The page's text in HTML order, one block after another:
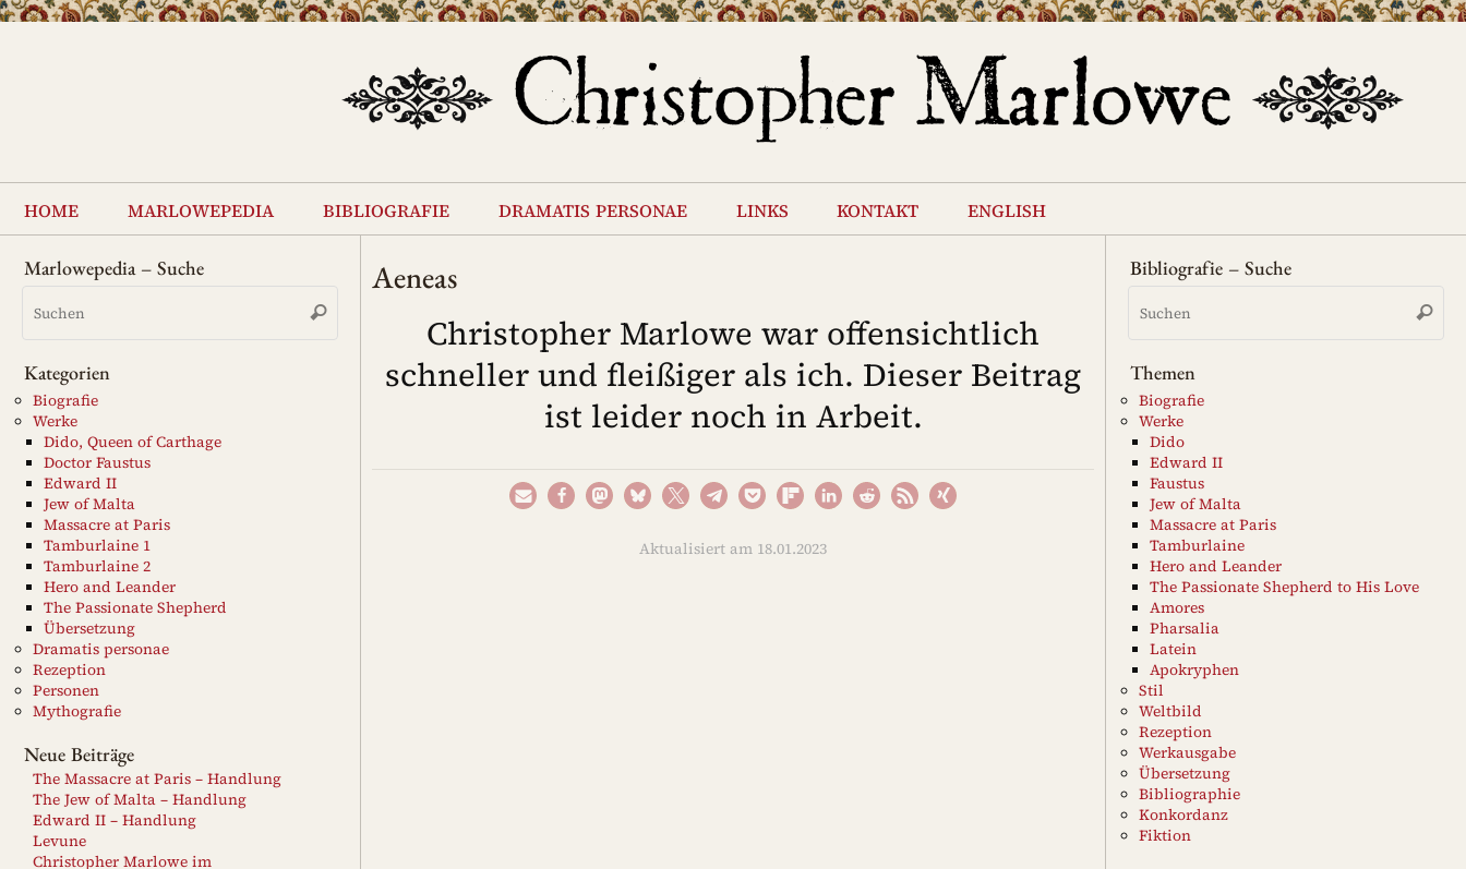
Zum
Inhalt
springen
home marlowepedia bibliografie dramatis personae links kontakt english
Aeneas
Christopher Marlowe war offensichtlich
schneller und fleißiger als ich. Dieser Beitrag
ist leider noch in Arbeit.
Aktualisiert am 18.01.2023
Marlowepedia – Suche
Suchen
Suchen
Kategorien
Biografie
Werke
Dido, Queen of Carthage
Doctor Faustus
Edward II
Jew of Malta
Massacre at Paris
Tamburlaine 1
Tamburlaine 2
Hero and Leander
The Passionate Shepherd
Übersetzung
Dramatis personae
Rezeption
Personen
Mythografie
Neue Beiträge
The Massacre at Paris – Handlung
The Jew of Malta – Handlung
Edward II – Handlung
Levune
Christopher Marlowe im
Bibliografie – Suche
Themen
Biografie
Werke
Dido
Edward II
Faustus
Jew of Malta
Massacre at Paris
Tamburlaine
Hero and Leander
The Passionate Shepherd to His Love
Amores
Pharsalia
Latein
Apokryphen
Stil
Weltbild
Rezeption
Werkausgabe
Übersetzung
Bibliographie
Konkordanz
Fiktion